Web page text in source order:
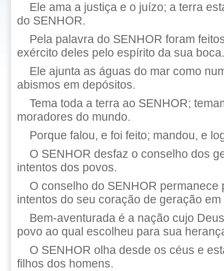
Ele ama a justiça e o juízo; a terra
do SENHOR.
Pela palavra do SENHOR foram
exército deles pelo espírito da sua boca.
Ele ajunta as águas do mar como
abismos em depósitos.
Tema toda a terra ao SENHOR;
moradores do mundo.
Porque falou, e foi feito; mandou, e
O SENHOR desfaz o conselho dos
intentos dos povos.
O conselho do SENHOR permanece
intentos do seu coração de geração
Bem-aventurada é a nação cujo
povo ao qual escolheu para sua
O SENHOR olha desde os céus e
filhos dos homens.